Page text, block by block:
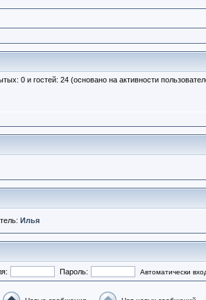
0 и гостей: 24 (основано на активности
Илья
Пароль: Автоматически